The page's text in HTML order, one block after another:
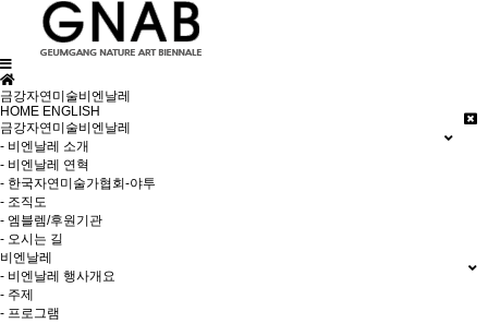
금강자연미술비엔날레
HOME ENGLISH
금강자연미술비엔날레
- 비엔날레 소개
- 비엔날레 연혁
- 한국자연미술가협회-야투
- 조직도
- 엠블렘/후원기관
- 오시는 길
비엔날레
- 비엔날레 행사개요
- 주제
- 프로그램